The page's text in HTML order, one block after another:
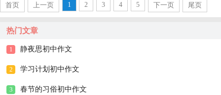
首页
上一页 1 2 3 4 5 下一页 尾页
热门文章
1 静夜思初中作文
2 学习计划初中作文
3 春节的习俗初中作文